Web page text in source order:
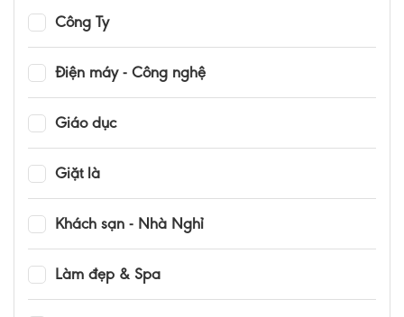
Công Ty
Điện máy - Công nghệ
Giáo dục
Giặt là
Khách sạn - Nhà Nghỉ
Làm đẹp & Spa